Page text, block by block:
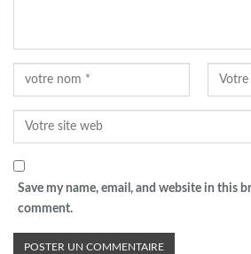
Save my name, email, and website in this
comment.